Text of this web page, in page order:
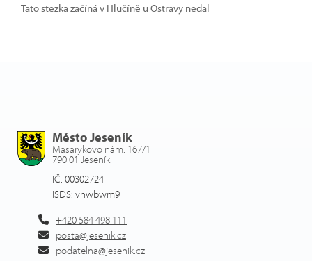
Tato stezka začíná v Hlučíně u Ostravy nedal
Město Jeseník
Masarykovo nám. 167/1
790 01 Jeseník
IČ: 00302724
ISDS: vhwbwm9
+420 584 498 111
posta@jesenik.cz
podatelna@jesenik.cz